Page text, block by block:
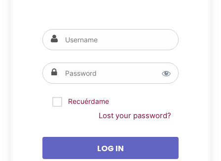
Recuérdame
Lost your password?